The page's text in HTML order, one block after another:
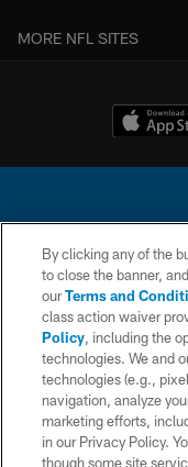
MORE NFL SITES
© 2026 Chargers Football
is managed on a
By clicking any of the
to close the banner,
ourTerms and
class action waiver
Policy, including the
technologies. We and
technologies (e.g.,
navigation, analyze
marketing efforts,
in our Privacy Policy.
though some site